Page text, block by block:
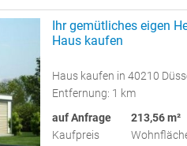
Ihr gemütliches eigen
Haus kaufen
Haus kaufen in 40210
Entfernung: 1 km
auf Anfrage
Kaufpreis
213,56 m²